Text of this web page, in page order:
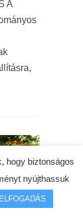
A
hogy biztonságos
nyújthassuk
ELFOGADÁS